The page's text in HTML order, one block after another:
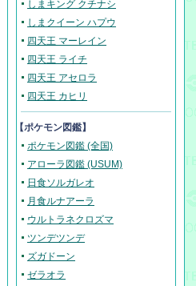
しまキング クチナシ
しまクイーン ハプウ
四天王 マーレイン
四天王 ライチ
四天王 アセロラ
四天王 カヒリ
【ポケモン図鑑】
ポケモン図鑑 (全国)
アローラ図鑑 (USUM)
日食ソルガレオ
月食ルナアーラ
ウルトラネクロズマ
ツンデツンデ
ズガドーン
ゼラオラ